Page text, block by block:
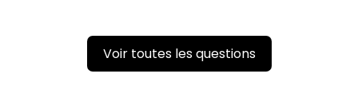
Voir toutes les questions